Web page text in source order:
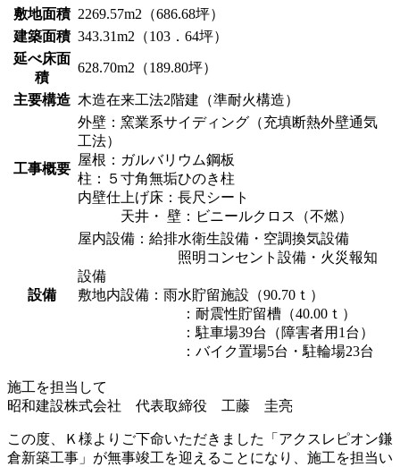
敷地面積 2269.57m2（686.68坪）
建築面積 343.31m2（103．64坪）
延べ床面
積
628.70m2（189.80坪）
主要構造 木造在来工法2階建（準耐火構造）
工事概要
外壁：窯業系サイディング（充填断熱外壁通気
工法）
屋根：ガルバリウム鋼板
柱：５寸角無垢ひのき柱
内壁仕上げ床：長尺シート
天井・ 壁：ビニールクロス（不燃）
設備
屋内設備：給排水衛生設備・空調換気設備
照明コンセント設備・火災報知
設備
敷地内設備：雨水貯留施設（90.70ｔ）
：耐震性貯留槽（40.00ｔ）
：駐車場39台（障害者用1台）
：バイク置場5台・駐輪場23台
施工を担当して
昭和建設株式会社 代表取締役 工藤 圭亮
この度、Ｋ様よりご下命いただきました「アクスレピオン鎌
倉新築工事」が無事竣工を迎えることになり、施工を担当い